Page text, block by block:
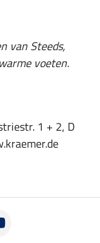
van Steeds,
voeten.
1 + 2, D